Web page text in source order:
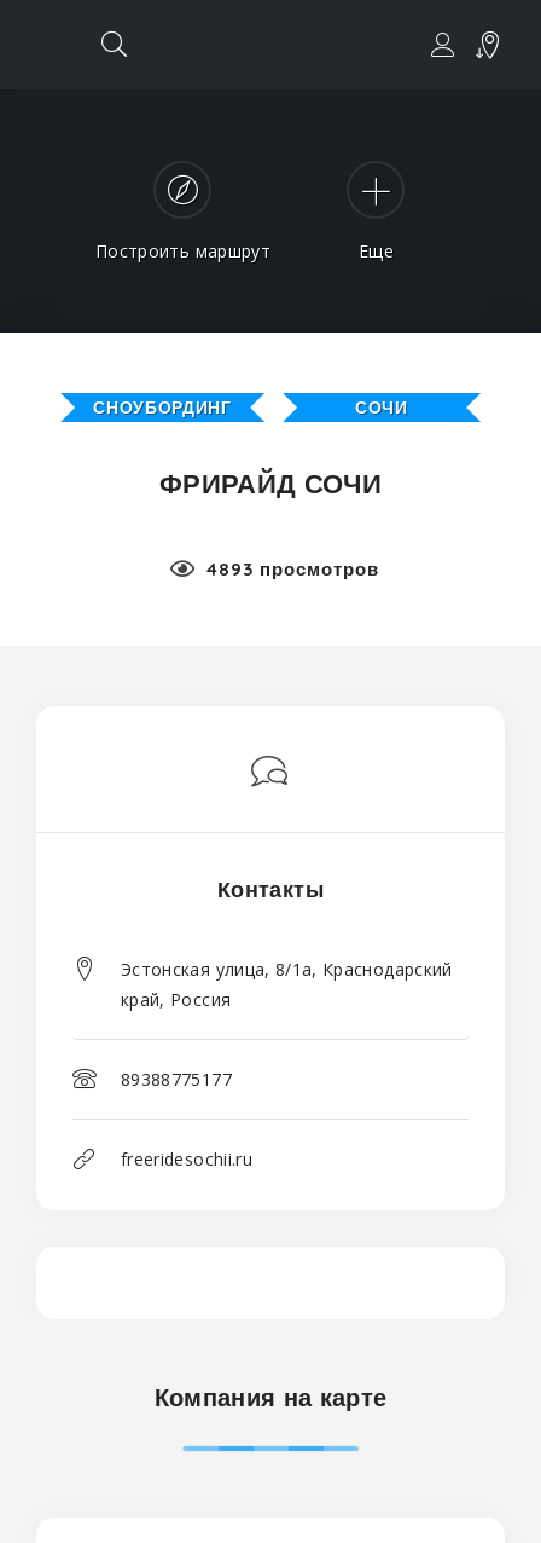
Построить маршрут Еще
СНОУБОРДИНГ СОЧИ
ФРИРАЙД СОЧИ
4893 просмотров
Контакты
Эстонская улица, 8/1а, Краснодарский
край, Россия
89388775177
freeridesochii.ru
Компания на карте